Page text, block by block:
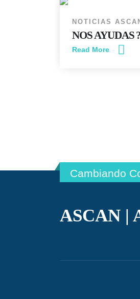
NOTICIAS
NOS AYUDAS
Read More
Cambiando
ASCAN |